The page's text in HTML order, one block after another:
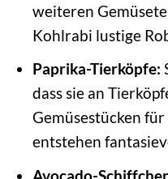
weiteren
Kohlrabi lustige
Paprika-Tierköpfe:
dass sie an
Gemüsestücken
entstehen